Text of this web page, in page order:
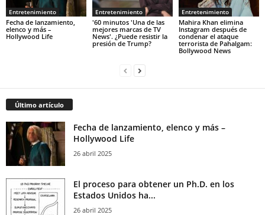
Entretenimiento
Fecha de lanzamiento,
elenco y más –
Hollywood Life
Entretenimiento
'60 minutos 'Una de las
mejores marcas de TV
News'. ¿Puede resistir la
presión de Trump?
Entretenimiento
Mahira Khan elimina
Instagram después de
condenar el ataque
terrorista de Pahalgam:
Bollywood News
Último artículo
Fecha de lanzamiento, elenco y más –
Hollywood Life
26 abril 2025
El proceso para obtener un Ph.D. en los
Estados Unidos ha...
26 abril 2025